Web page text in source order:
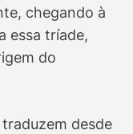
chegando à
essa tríade,
do
desde